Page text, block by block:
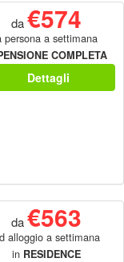
da€574
persona a settimana
COMPLETA
Dettagli
da€563
alloggio a settimana
in RESIDENCE